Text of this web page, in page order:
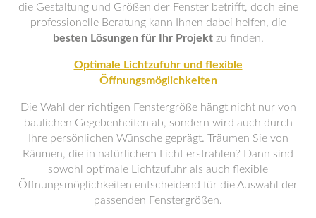
die Gestaltung und Größen der Fenster betrifft, doch eine
professionelle Beratung kann Ihnen dabei helfen, die
besten Lösungen für Ihr Projektzu finden.
Optimale Lichtzufuhr und flexible
Öffnungsmöglichkeiten
Die Wahl der richtigen Fenstergröße hängt nicht nur von
baulichen Gegebenheiten ab, sondern wird auch durch
Ihre persönlichen Wünsche geprägt. Träumen Sie von
Räumen, die in natürlichem Licht erstrahlen? Dann sind
sowohl optimale Lichtzufuhr als auch flexible
Öffnungsmöglichkeiten entscheidend für die Auswahl der
passenden Fenstergrößen.